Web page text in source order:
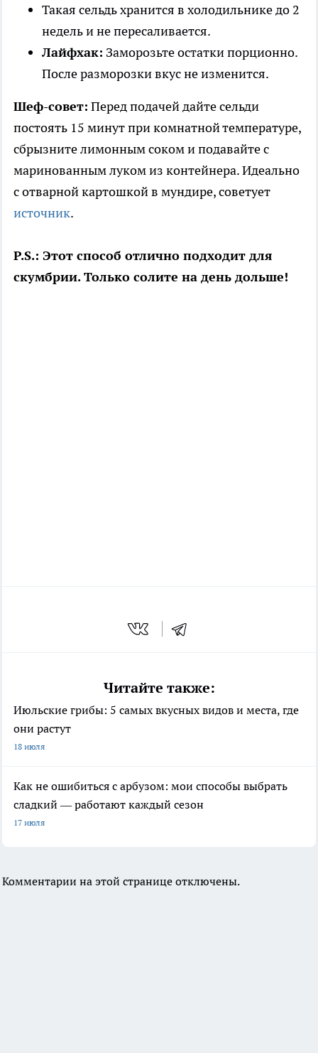
Такая сельдь хранится в холодильнике до 2
недель и не пересаливается.
Лайфхак: Заморозьте остатки порционно.
После разморозки вкус не изменится.
Шеф-совет: Перед подачей дайте сельди
постоять 15 минут при комнатной температуре,
сбрызните лимонным соком и подавайте с
маринованным луком из контейнера. Идеально
с отварной картошкой в мундире, советует
источник.
P.S.: Этот способ отлично подходит для
скумбрии. Только солите на день дольше!
Читайте также:
Июльские грибы: 5 самых вкусных видов и места, где
они растут
18 июля
Как не ошибиться с арбузом: мои способы выбрать
сладкий — работают каждый сезон
17 июля
Комментарии на этой странице отключены.